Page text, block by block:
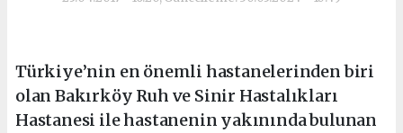
Türkiye’nin en önemli hastanelerinden biri
olan Bakırköy Ruh ve Sinir Hastalıkları
Hastanesi ile hastanenin yakınında bulunan